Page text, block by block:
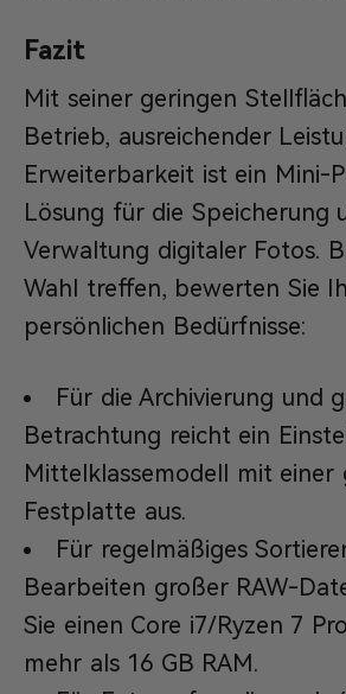
Fazit
Mit seiner geringen
Betrieb, ausreichender
Erweiterbarkeit ist ein Mini-
Lösung für die Speicherung
Verwaltung digitaler Fotos.
Wahl treffen, bewerten Sie
persönlichen Bedürfnisse:
Für die Archivierung und
Betrachtung reicht ein
Mittelklassemodell mit einer
Festplatte aus.
Für regelmäßiges
Bearbeiten großer RAW-
Sie einen Core i7/Ryzen 7
mehr als 16 GB RAM.